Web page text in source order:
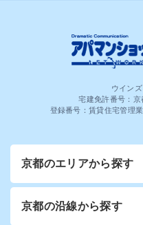
ウイン
宅建免許番号：
登録番号：賃貸住宅管理
京都のエリアから探す
京都の沿線から探す